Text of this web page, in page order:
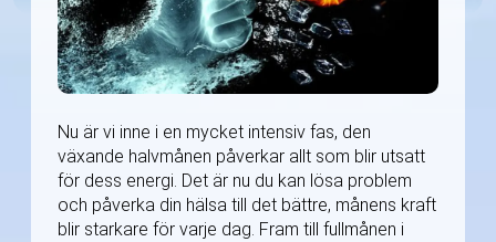
Nu är vi inne i en mycket intensiv fas, den
växande halvmånen påverkar allt som blir utsatt
för dess energi. Det är nu du kan lösa problem
och påverka din hälsa till det bättre, månens kraft
blir starkare för varje dag. Fram till fullmånen i